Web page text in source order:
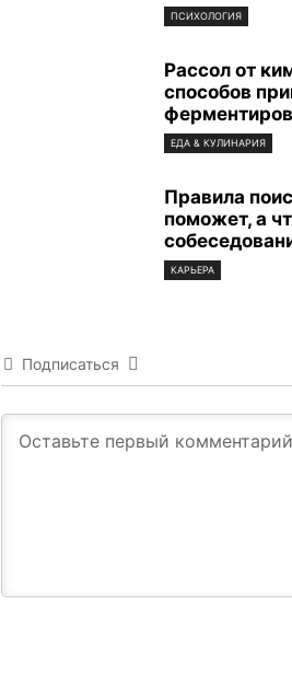
ПСИХОЛОГИЯ
Рассол от
способов
ЕДА & КУЛИНАРИЯ
Правила
поможет, а
КАРЬЕРА
Подписаться